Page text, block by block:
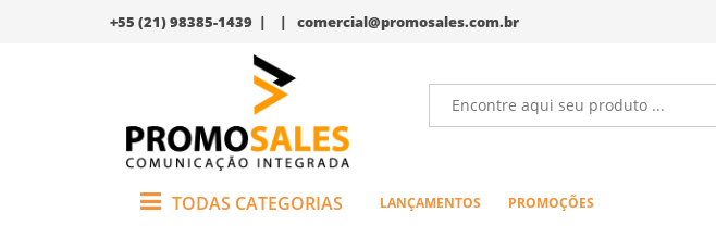
+55 (21) 98385-1439 | | comercial@promosales.com.br
TODAS CATEGORIAS LANÇAMENTOS PROMOÇÕES